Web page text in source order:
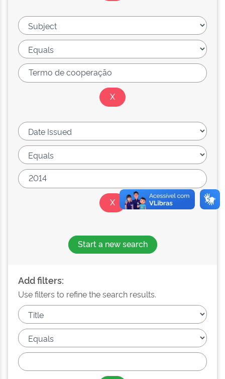
Start a new search
Add filters:
Use filters to refine the search results.